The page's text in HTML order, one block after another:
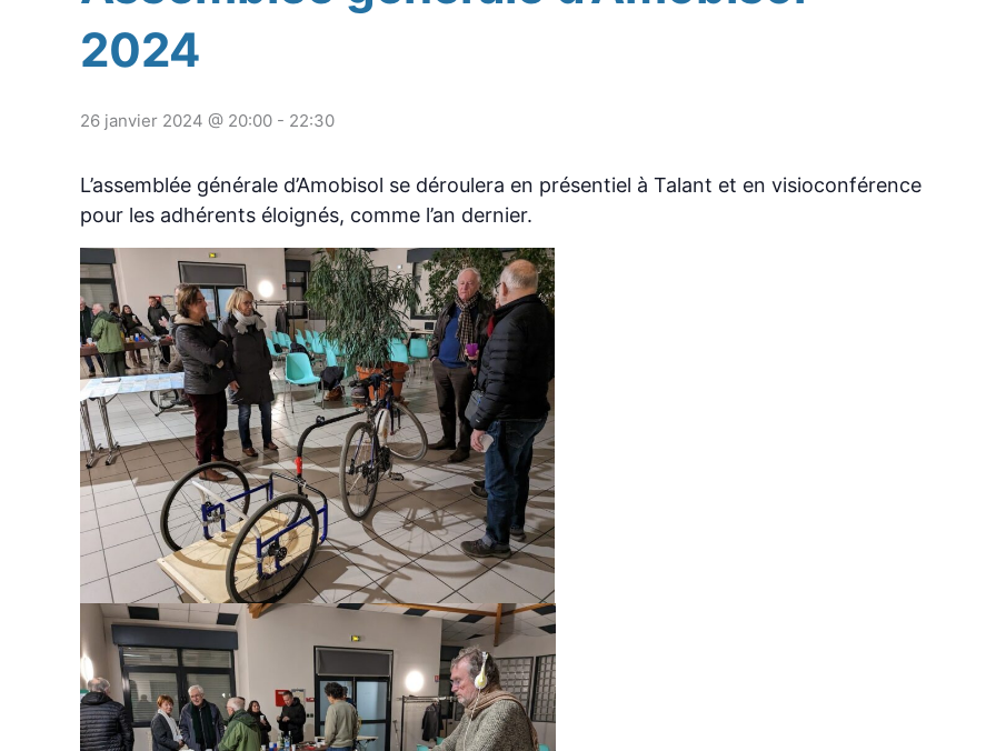
2024
26 janvier 2024 @ 20:00 - 22:30
L’assemblée générale d’Amobisol se déroulera en présentiel à Talant et en visioconférence
pour les adhérents éloignés, comme l’an dernier.